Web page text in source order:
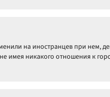
на иностранцев при нем,
имея никакого отношения к